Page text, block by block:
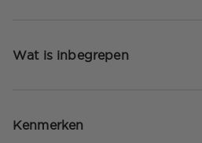
Wat is inbegrepen
Kenmerken